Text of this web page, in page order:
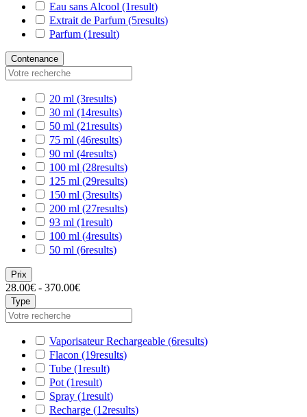
Eau sans Alcool (1result)
Extrait de Parfum (5results)
Parfum (1result)
Contenance
20 ml (3results)
30 ml (14results)
50 ml (21results)
75 ml (46results)
90 ml (4results)
100 ml (28results)
125 ml (29results)
150 ml (3results)
200 ml (27results)
93 ml (1result)
100 ml (4results)
50 ml (6results)
Prix
28.00€ - 370.00€
Type
Vaporisateur Rechargeable (6results)
Flacon (19results)
Tube (1result)
Pot(1result)
Spray (1result)
Recharge (12results)